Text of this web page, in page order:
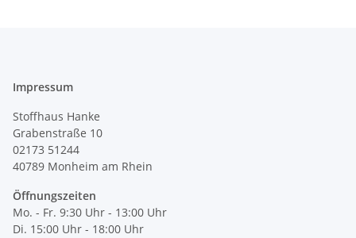
Impressum
Stoffhaus Hanke
Grabenstraße 10
02173 51244
40789 Monheim am Rhein
Öffnungszeiten
Mo. - Fr. 9:30 Uhr - 13:00 Uhr
Di. 15:00 Uhr - 18:00 Uhr